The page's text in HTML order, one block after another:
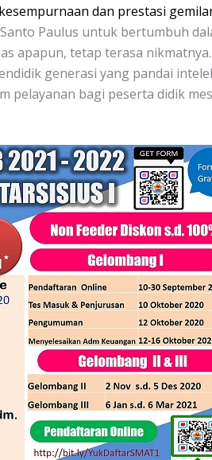
dan prestasi
Paulus untuk bertumbuh
apapun, tetap terasa
generasi yang pandai
pelayanan bagi peserta didik